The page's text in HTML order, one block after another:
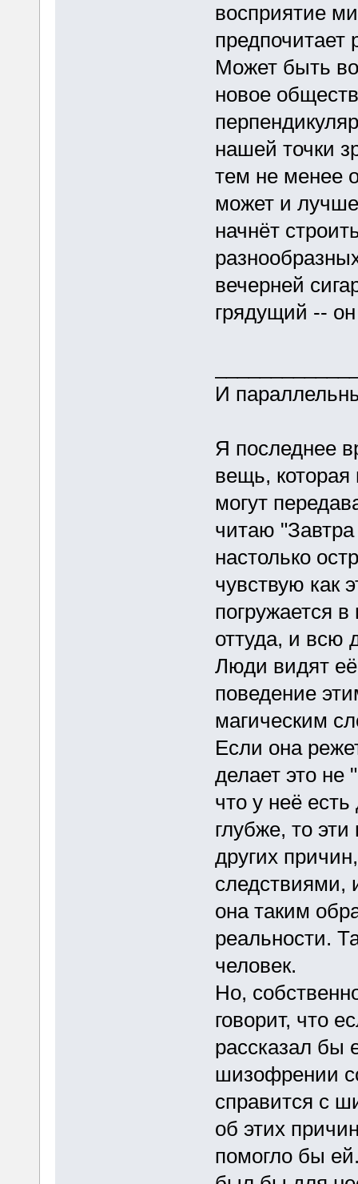
восприятие
предпочитает
Может быть
новое
нашей точки
тем не менее
может и
начнёт
вечерней
грядущий -- он
И
Я последнее
вещь,
могут
читаю
настолько
чувствую как
погружается
оттуда, и всю
Люди видят
поведение
магическим
Если она
делает это не
что у неё
глубже, то
других
следствиями,
она таким
реальности.
человек.
Но,
говорит, что
рассказал бы
шизофрении
справится с
об этих
помогло бы